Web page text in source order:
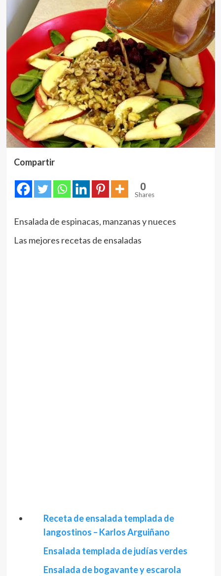
Compartir
0
Shares
Ensalada de espinacas, manzanas y nueces
Las mejores recetas de ensaladas
Receta de ensalada templada de
langostinos – Karlos Arguiñano
Ensalada templada de judías verdes
Ensalada de bogavante y escarola